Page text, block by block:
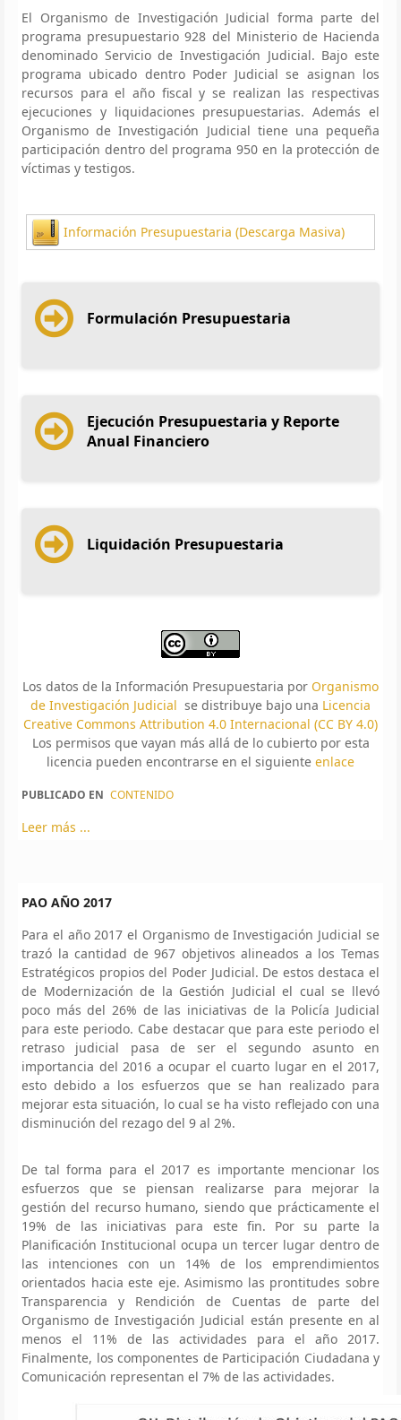
El Organismo de Investigación Judicial forma parte del
programa presupuestario 928 del Ministerio de Hacienda
denominado Servicio de Investigación Judicial. Bajo este
programa ubicado dentro Poder Judicial se asignan los
recursos para el año fiscal y se realizan las respectivas
ejecuciones y liquidaciones presupuestarias. Además el
Organismo de Investigación Judicial tiene una pequeña
participación dentro del programa 950 en la protección de
víctimas y testigos.
Información Presupuestaria (Descarga Masiva)
Formulación Presupuestaria
Ejecución Presupuestaria y Reporte
Anual Financiero
Liquidación Presupuestaria
Los datos de la Información Presupuestaria por Organismo
de Investigación Judicial se distribuye bajo una Licencia
Creative Commons Attribution 4.0 Internacional (CC BY 4.0)
Los permisos que vayan más allá de lo cubierto por esta
licencia pueden encontrarse en el siguiente enlace
PUBLICADO EN CONTENIDO
Leer más ...
PAO AÑO 2017
Para el año 2017 el Organismo de Investigación Judicial se
trazó la cantidad de 967 objetivos alineados a los Temas
Estratégicos propios del Poder Judicial. De estos destaca el
de Modernización de la Gestión Judicial el cual se llevó
poco más del 26% de las iniciativas de la Policía Judicial
para este periodo. Cabe destacar que para este periodo el
retraso judicial pasa de ser el segundo asunto en
importancia del 2016 a ocupar el cuarto lugar en el 2017,
esto debido a los esfuerzos que se han realizado para
mejorar esta situación, lo cual se ha visto reflejado con una
disminución del rezago del 9 al 2%.
De tal forma para el 2017 es importante mencionar los
esfuerzos que se piensan realizarse para mejorar la
gestión del recurso humano, siendo que prácticamente el
19% de las iniciativas para este fin. Por su parte la
Planificación Institucional ocupa un tercer lugar dentro de
las intenciones con un 14% de los emprendimientos
orientados hacia este eje. Asimismo las prontitudes sobre
Transparencia y Rendición de Cuentas de parte del
Organismo de Investigación Judicial están presente en al
menos el 11% de las actividades para el año 2017.
Finalmente, los componentes de Participación Ciudadana y
Comunicación representan el 7% de las actividades.